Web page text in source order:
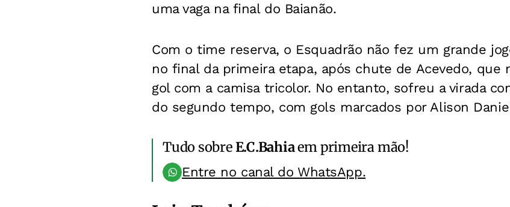
uma vaga na final do Baianão.
Com o time reserva, o Esquadrão não fez um grande
no final da primeira etapa, após chute de Acevedo, que
gol com a camisa tricolor. No entanto, sofreu a virada
do segundo tempo, com gols marcados por Alison
Tudo sobreE.C.Bahiaem primeira mão!
Entre no canal do WhatsApp.